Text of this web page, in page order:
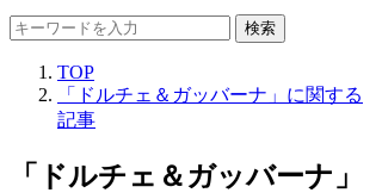
検索
TOP
「ドルチェ＆ガッバーナ」に関する
記事
「ドルチェ＆ガッバーナ」